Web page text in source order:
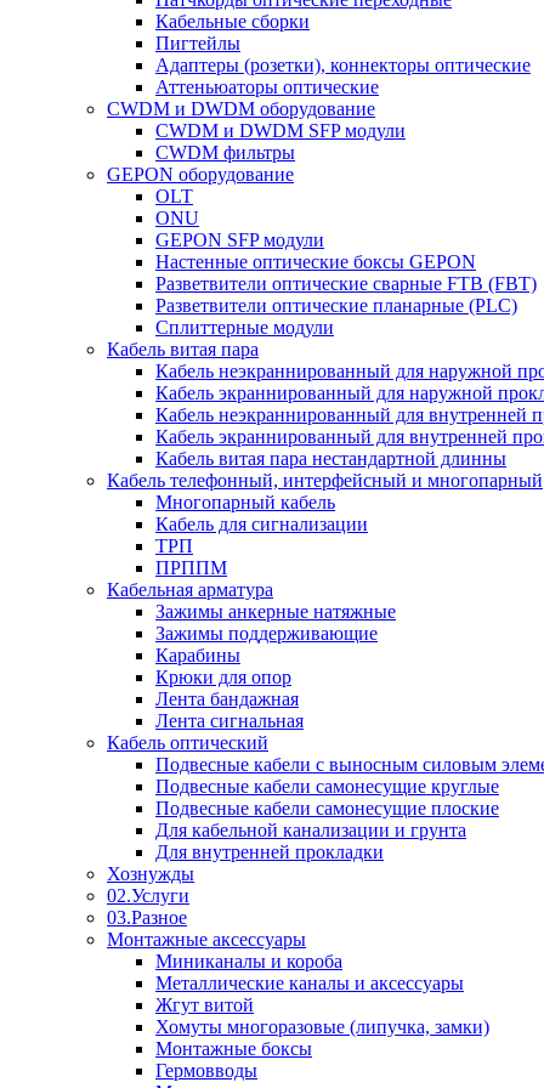
Кабельные сборки
Пигтейлы
Адаптеры (розетки), коннекторы оптические
Аттеньюаторы оптические
CWDM и DWDM оборудование
CWDM и DWDM SFP модули
CWDM фильтры
GEPON оборудование
OLT
ONU
GEPON SFP модули
Настенные оптические боксы GEPON
Разветвители оптические сварные FTB (FBT)
Разветвители оптические планарные (PLC)
Сплиттерные модули
Кабель витая пара
Кабель неэкраннированный для наружной
Кабель экраннированный для наружной
Кабель неэкраннированный для внутренней
Кабель экраннированный для внутренней
Кабель витая пара нестандартной длинны
Кабель телефонный, интерфейсный и многопарный
Многопарный кабель
Кабель для сигнализации
ТРП
ПРППМ
Кабельная арматура
Зажимы анкерные натяжные
Зажимы поддерживающие
Карабины
Крюки для опор
Лента бандажная
Лента сигнальная
Кабель оптический
Подвесные кабели с выносным силовым
Подвесные кабели самонесущие круглые
Подвесные кабели самонесущие плоские
Для кабельной канализации и грунта
Для внутренней прокладки
Хознужды
02.Услуги
03.Разное
Монтажные аксессуары
Миниканалы и короба
Металлические каналы и аксессуары
Жгут витой
Хомуты многоразовые (липучка, замки)
Монтажные боксы
Гермовводы